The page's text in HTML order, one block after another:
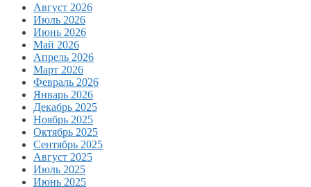
Август 2026
Июль 2026
Июнь 2026
Май 2026
Апрель 2026
Март 2026
Февраль 2026
Январь 2026
Декабрь 2025
Ноябрь 2025
Октябрь 2025
Сентябрь 2025
Август 2025
Июль 2025
Июнь 2025